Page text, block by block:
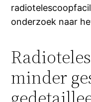
onderzoek naar
minder